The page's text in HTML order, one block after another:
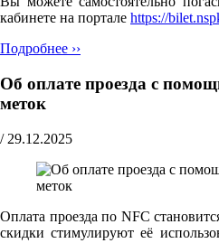
кабинете на портале https://
Подробнее ››
Об оплате проезда с
меток
/ 29.12.2025
Оплата проезда по NFC
скидки стимулируют её